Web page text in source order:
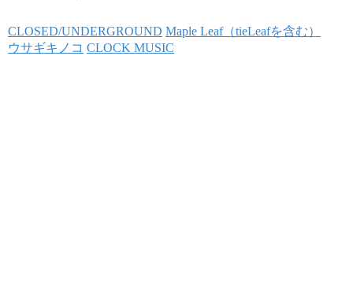
CLOSED/UNDERGROUND Maple Leaf（tieLeafを含む）
ウサギキノコ CLOCK MUSIC